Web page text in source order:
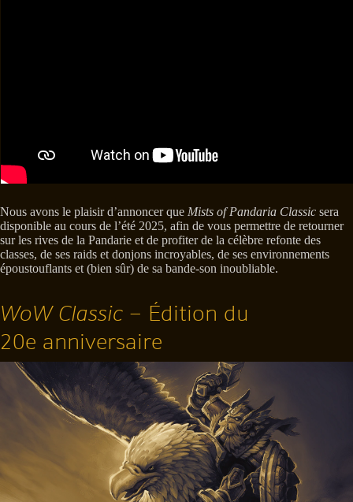
Nous avons le plaisir d’annoncer que Mists of Pandaria Classic sera
disponible au cours de l’été 2025, afin de vous permettre de retourner
sur les rives de la Pandarie et de profiter de la célèbre refonte des
classes, de ses raids et donjons incroyables, de ses environnements
époustouflants et (bien sûr) de sa bande-son inoubliable.
WoW Classic – Édition du
20e anniversaire